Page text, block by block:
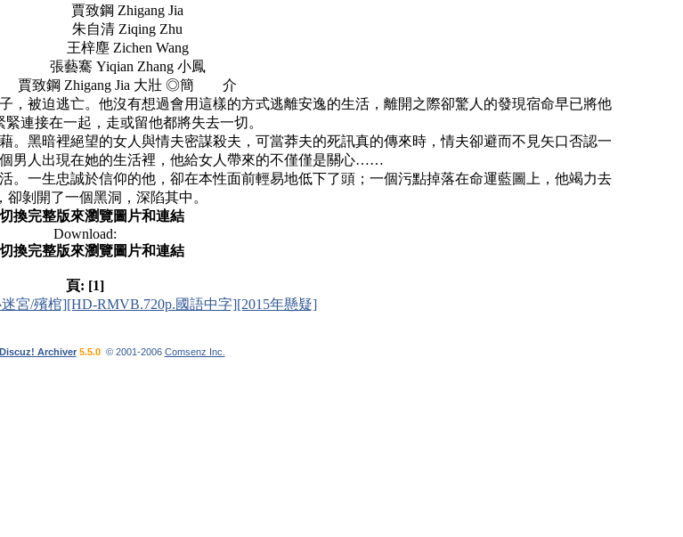
致鋼 Zhigang Jia
自清 Ziqing Zhu
梓塵 Zichen Wang
騫 Yiqian Zhang 小鳳
Zhigang Jia 大壯 ◎簡 介
被迫逃亡。他沒有想過會用這樣的方式逃離安逸的生活，離開之際卻驚人的發現宿命早已將他
連接在一起，走或留他都將失去一切。
黑暗裡絕望的女人與情夫密謀殺夫，可當莽夫的死訊真的傳來時，情夫卻避而不見矢口否認一
男人出現在她的生活裡，他給女人帶來的不僅僅是關心……
一生忠誠於信仰的他，卻在本性面前輕易地低下了頭；一個污點掉落在命運藍圖上，他竭力去
卻剝開了一個黑洞，深陷其中。
換完整版來瀏覽圖片和連結
Download:
換完整版來瀏覽圖片和連結
頁: [1]
宮/殯棺][HD-RMVB.720p.國語中字][2015年懸疑]
Discuz! Archiver 5.5.0© 2001-2006 Comsenz Inc.